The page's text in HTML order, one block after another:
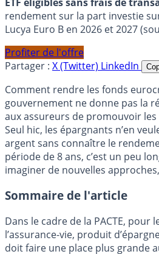
rendement sur la part investie
Lucya Euro B en 2026 et 2027
Profiter de l'offre
Partager : X (Twitter) LinkedIn
Comment rendre les fonds
gouvernement ne donne pas la
aux assureurs de promouvoir
Seul hic, les épargnants n’en
argent sans connaître le
période de 8 ans, c’est un peu
imaginer de nouvelles
Sommaire de l'article
Dans le cadre de la PACTE, pour
l’assurance-vie, produit
doit faire une place plus grande